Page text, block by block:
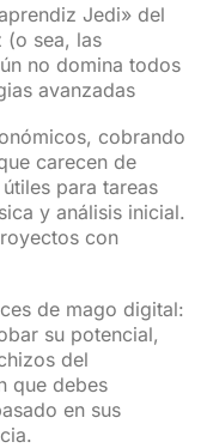
Jedi» del
(o sea, las
no domina todos
avanzadas
cobrando
carecen de
para tareas
y análisis inicial.
con
de mago digital:
su potencial,
del
que debes
en sus